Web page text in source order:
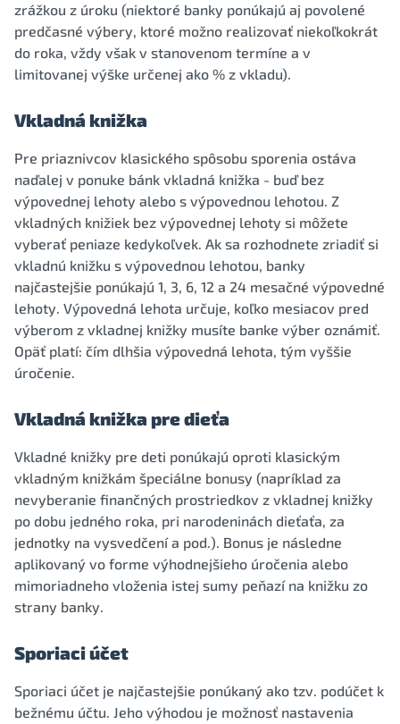
zrážkou z úroku (niektoré banky ponúkajú aj povolené
predčasné výbery, ktoré možno realizovať niekoľkokrát
do roka, vždy však v stanovenom termíne a v
limitovanej výške určenej ako % z vkladu).
Vkladná knižka
Pre priaznivcov klasického spôsobu sporenia ostáva
naďalej v ponuke bánk vkladná knižka - buď bez
výpovednej lehoty alebo s výpovednou lehotou. Z
vkladných knižiek bez výpovednej lehoty si môžete
vyberať peniaze kedykoľvek. Ak sa rozhodnete zriadiť si
vkladnú knižku s výpovednou lehotou, banky
najčastejšie ponúkajú 1, 3, 6, 12 a 24 mesačné výpovedné
lehoty. Výpovedná lehota určuje, koľko mesiacov pred
výberom z vkladnej knižky musíte banke výber oznámiť.
Opäť platí: čím dlhšia výpovedná lehota, tým vyššie
úročenie.
Vkladná knižka pre dieťa
Vkladné knižky pre deti ponúkajú oproti klasickým
vkladným knižkám špeciálne bonusy (napríklad za
nevyberanie finančných prostriedkov z vkladnej knižky
po dobu jedného roka, pri narodeninách dieťaťa, za
jednotky na vysvedčení a pod.). Bonus je následne
aplikovaný vo forme výhodnejšieho úročenia alebo
mimoriadneho vloženia istej sumy peňazí na knižku zo
strany banky.
Sporiaci účet
Sporiaci účet je najčastejšie ponúkaný ako tzv. podúčet k
bežnému účtu. Jeho výhodou je možnosť nastavenia